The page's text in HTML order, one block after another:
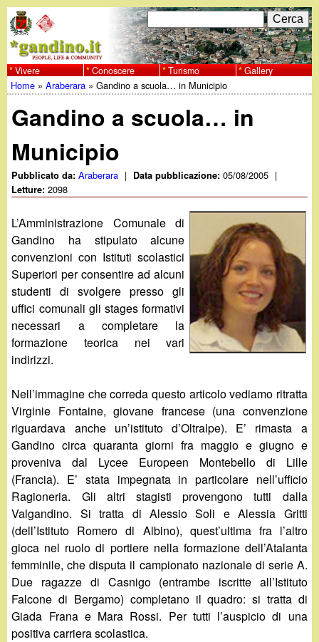
al
contenuto
principale
w
w
w
.
g
a
n
d
i
n
o
.
i
t
F
o
r
m
i
r
i
c
e
r
c
C
e
r
c
a
Vivere Conoscere Turismo Gallery
Tu
sei
qui
Home »Araberara »Gandino a scuola… in Municipio
Gandino a scuola… in
Municipio
Pubblicato da:Araberara | Data pubblicazione:05/08/2005 |
Letture:2098
L’Amministrazione Comunale di
Gandino ha stipulato alcune
convenzioni con Istituti scolastici
Superiori per consentire ad alcuni
studenti di svolgere presso gli
uffici comunali gli stages formativi
necessari a completare la
formazione teorica nei vari
indirizzi.
Nell’immagine che correda questo articolo vediamo ritratta
Virginie Fontaine, giovane francese (una convenzione
riguardava anche un’istituto d’Oltralpe). E’ rimasta a
Gandino circa quaranta giorni fra maggio e giugno e
proveniva dal Lycee Europeen Montebello di Lille
(Francia). E’ stata impegnata in particolare nell’ufficio
Ragioneria. Gli altri stagisti provengono tutti dalla
Valgandino. Si tratta di Alessio Soli e Alessia Gritti
(dell’Istituto Romero di Albino), quest’ultima fra l’altro
gioca nel ruolo di portiere nella formazione dell’Atalanta
femminile, che disputa il campionato nazionale di serie A.
Due ragazze di Casnigo (entrambe iscritte all’Istituto
Falcone di Bergamo) completano il quadro: si tratta di
Giada Frana e Mara Rossi. Per tutti l’auspicio di una
positiva carriera scolastica.